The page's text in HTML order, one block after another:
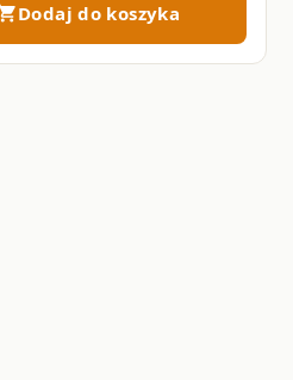
Dodaj do koszyka